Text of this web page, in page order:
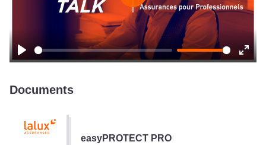
Play
Enter
Play
Documents
easyPROTECT PRO